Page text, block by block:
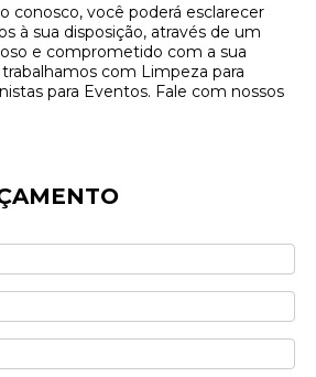
conosco, você poderá esclarecer
à sua disposição, através de um
e comprometido com a sua
com Limpeza para
para Eventos. Fale com nossos